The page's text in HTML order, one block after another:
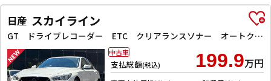
日産 スカイライン
GT ドライブレコーダー ETC クリアランスソナー オートクルーズコントロール 衝突被害軽減システム 全周囲カメラ ナビ TV アルミホイール オートライト LEDヘッドランプ サンルーフ AT
支払総額(税込) 199.9万円
中古車